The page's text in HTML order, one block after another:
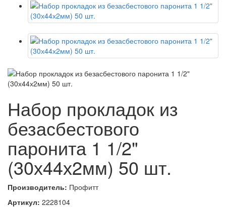
Набор прокладок из
безасбестового
паронита 1 1/2"
(30х44х2мм) 50 шт.
Производитель: Профитт
Артикул: 2228104